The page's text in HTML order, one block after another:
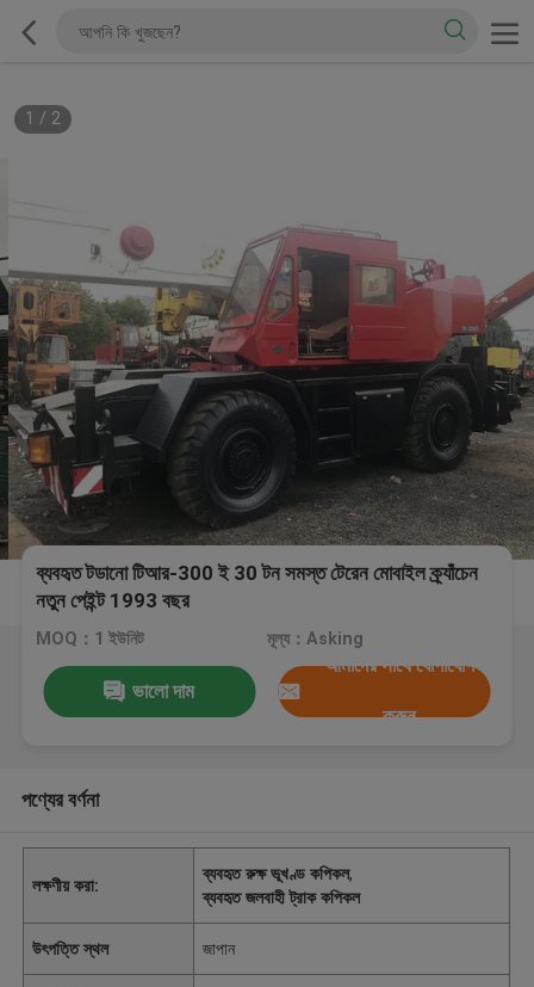
1 / 2
ব্যবহৃত টডানো টিআর-300 ই 30 টন সমস্ত টেরেন মোবাইল ক্র্যাঁচেন
নতুন পেইন্ট 1993 বছর
MOQ：1 ইউনিট মূল্য：Asking
ভালো দাম
আমাদের সাথে যোগাযোগ
করুন
পণ্যের বর্ণনা
লক্ষণীয় করা:
ব্যবহৃত রুক্ষ ভূখণ্ড কপিকল,
ব্যবহৃত জলবাহী ট্রাক কপিকল
উৎপত্তি স্থল জাপান